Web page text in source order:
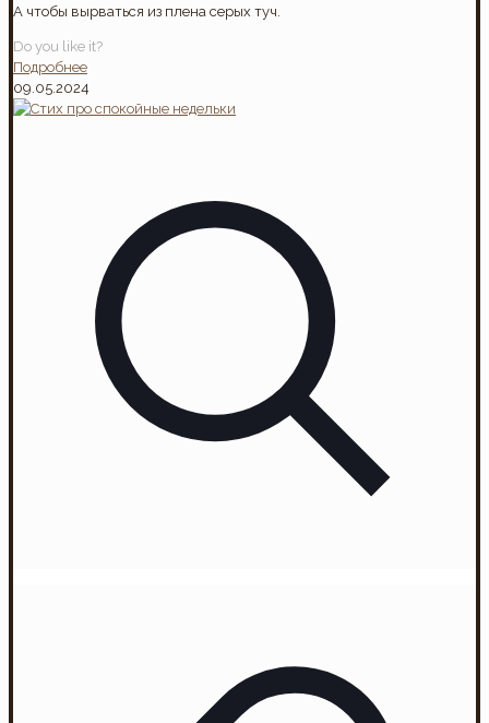
А чтобы вырваться из плена серых туч.
Do you like it?
Подробнее
09.05.2024